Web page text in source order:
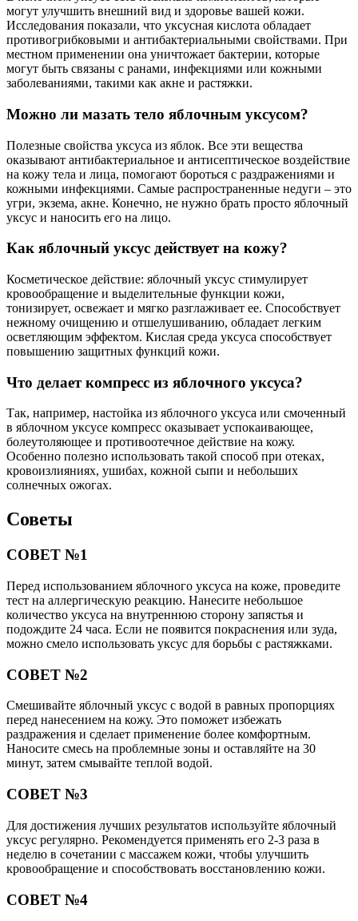
могут улучшить внешний вид и здоровье вашей кожи.
Исследования показали, что уксусная кислота обладает
противогрибковыми и антибактериальными свойствами. При
местном применении она уничтожает бактерии, которые
могут быть связаны с ранами, инфекциями или кожными
заболеваниями, такими как акне и растяжки.
Можно ли мазать тело яблочным уксусом?
Полезные свойства уксуса из яблок. Все эти вещества
оказывают антибактериальное и антисептическое воздействие
на кожу тела и лица, помогают бороться с раздражениями и
кожными инфекциями. Самые распространенные недуги – это
угри, экзема, акне. Конечно, не нужно брать просто яблочный
уксус и наносить его на лицо.
Как яблочный уксус действует на кожу?
Косметическое действие: яблочный уксус стимулирует
кровообращение и выделительные функции кожи,
тонизирует, освежает и мягко разглаживает ее. Способствует
нежному очищению и отшелушиванию, обладает легким
осветляющим эффектом. Кислая среда уксуса способствует
повышению защитных функций кожи.
Что делает компресс из яблочного уксуса?
Так, например, настойка из яблочного уксуса или смоченный
в яблочном уксусе компресс оказывает успокаивающее,
болеутоляющее и противоотечное действие на кожу.
Особенно полезно использовать такой способ при отеках,
кровоизлияниях, ушибах, кожной сыпи и небольших
солнечных ожогах.
Советы
СОВЕТ №1
Перед использованием яблочного уксуса на коже, проведите
тест на аллергическую реакцию. Нанесите небольшое
количество уксуса на внутреннюю сторону запястья и
подождите 24 часа. Если не появится покраснения или зуда,
можно смело использовать уксус для борьбы с растяжками.
СОВЕТ №2
Смешивайте яблочный уксус с водой в равных пропорциях
перед нанесением на кожу. Это поможет избежать
раздражения и сделает применение более комфортным.
Наносите смесь на проблемные зоны и оставляйте на 30
минут, затем смывайте теплой водой.
СОВЕТ №3
Для достижения лучших результатов используйте яблочный
уксус регулярно. Рекомендуется применять его 2-3 раза в
неделю в сочетании с массажем кожи, чтобы улучшить
кровообращение и способствовать восстановлению кожи.
СОВЕТ №4